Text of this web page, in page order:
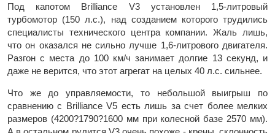
Под капотом Brilliance V3 установлен 1,5-литровый
турбомотор (150 л.с.), над созданием которого трудились
специалисты технического центра компании. Жаль лишь,
что он оказался не сильно лучше 1,6-литрового двигателя.
Разгон с места до 100 км/ч занимает долгие 13 секунд, и
даже не верится, что этот агрегат на целых 40 л.с. сильнее.
Что же до управляемости, то небольшой выигрыш по
сравнению с Brilliance V5 есть лишь за счет более мелких
размеров (4200?1790?1600 мм при колесной базе 2570 мм).